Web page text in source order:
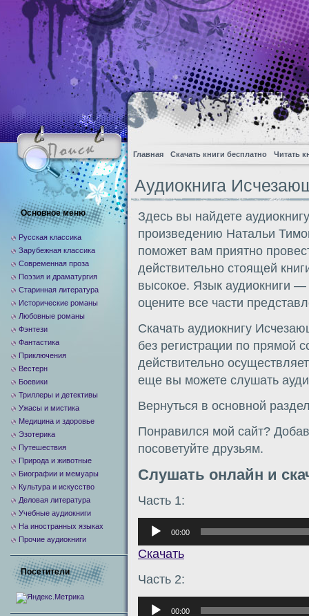
Главная Скачать книги бесплатно Читать
Аудиокнига
Здесь вы найдете
произведению Натальи
поможет вам приятно
действительно стоящей
высокое. Язык аудиокниги
оцените все части
Скачать аудиокнигу
без регистрации по прямой
действительно
еще вы можете слушать
Вернуться в основной
Понравился мой сайт?
посоветуйте друзьям.
Слушать онлайн и
Часть 1:
Аудиоплеер
00:00
Скачать
Часть 2:
Аудиоплеер
00:00
Основное меню
Русская классика
Зарубежная классика
Современная проза
Поэзия и драматургия
Старинная литература
Исторические романы
Любовные романы
Фэнтези
Фантастика
Приключения
Вестерн
Боевики
Триллеры и детективы
Ужасы и мистика
Медицина и здоровье
Эзотерика
Путешествия
Природа и животные
Биографии и мемуары
Культура и искусство
Деловая литература
Учебные аудиокниги
На иностранных языках
Прочие аудиокниги
Посетители